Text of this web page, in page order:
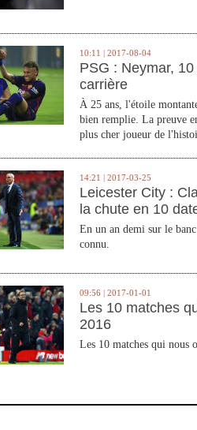
10:11 | 2017-08-04
PSG : Neymar,
carrière
À 25 ans, l'étoile
bien remplie. La preuve
plus cher joueur de
14:21 | 2017-03-25
Leicester City :
la chute en 10
En un an demi sur le
connu.
09:56 | 2017-01-01
Les 10 matches
2016
Les 10 matches qui nous